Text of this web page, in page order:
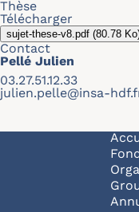
Thèse
Télécharger
sujet-these-v8.pdf (80.78
Contact
Pellé Julien
03.27.51.12.33
julien.pelle@insa-